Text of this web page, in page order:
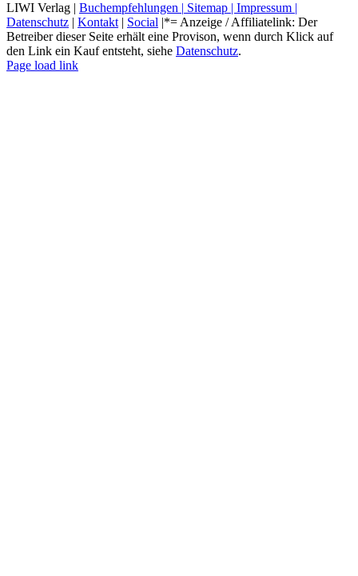
LIWI Verlag | Buchempfehlungen | Sitemap | Impressum |
Datenschutz | Kontakt| Social |*= Anzeige / Affiliatelink: Der
Betreiber dieser Seite erhält eine Provison, wenn durch Klick auf
den Link ein Kauf entsteht, siehe Datenschutz.
Instagram
Facebook
YouTube
X
Pinterest
LinkedIn
Page load link